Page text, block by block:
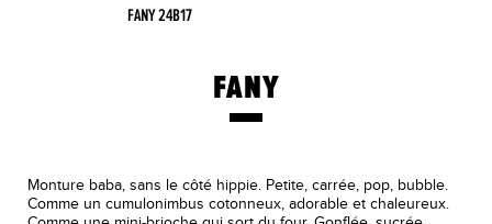
FANY 24B17
FANY
Monture baba, sans le côté hippie. Petite, carrée, pop, bubble.
Comme un cumulonimbus cotonneux, adorable et chaleureux.